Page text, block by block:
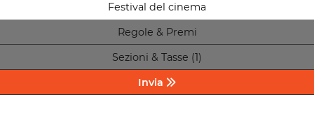
Festival del cinema
Regole & Premi
Sezioni & Tasse (1)
Invia